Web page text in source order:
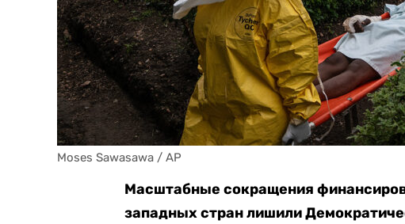
Moses Sawasawa / AP
Масштабные сокращения
западных стран лишили